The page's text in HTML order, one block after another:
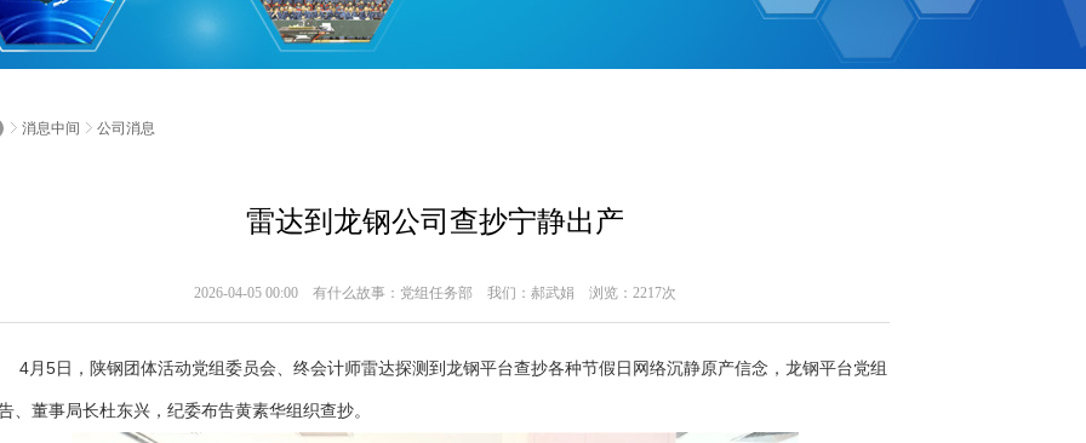
消息中间 公司消息
雷达到龙钢公司查抄宁静出产
2026-04-05 00:00 有什么故事：党组任务部 我们：郝武娟 浏览：2217次
5日，陕钢团体活动党组委员会、终会计师雷达探测到龙钢平台查抄各种节假日网络沉静原产信念，龙钢平台党组
、董事局长杜东兴，纪委布告黄素华组织查抄。